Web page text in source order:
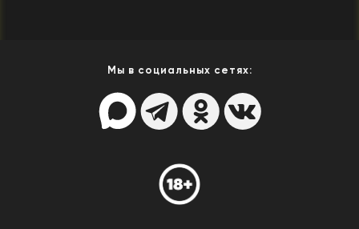
Мы в социальных сетях: